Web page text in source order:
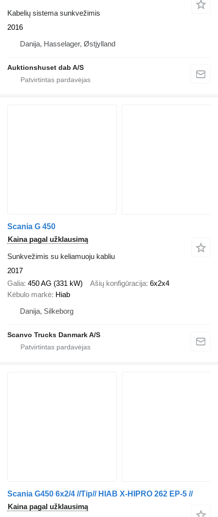
Kabelių sistema sunkvežimis
2016
Danija, Hasselager, Østjylland
Auktionshuset dab A/S
Scania G 450
Kaina pagal užklausimą
Sunkvežimis su keliamuoju kabliu
2017
Galia 450 AG (331 kW) Ašių konfigūracija 6x2x4
Kėbulo markė Hiab
Danija, Silkeborg
Scanvo Trucks Danmark A/S
Scania G450 6x2/4 //Tip// HIAB X-HIPRO 262 EP-5 //
Kaina pagal užklausimą